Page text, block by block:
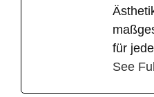
für
See